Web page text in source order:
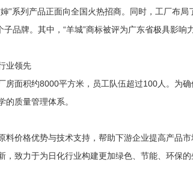
”系列产品正面向全国火热招商。同时，工厂布局
子品牌。其中，“羊城”商标被评为广东省极具影
业领先
房面积约8000平方米，员工队伍超过100人。为
的质量管理体系。
料价格优势与技术支持，帮助下游企业提高产品
致力于为日化行业构建更加绿色、节能、环保的